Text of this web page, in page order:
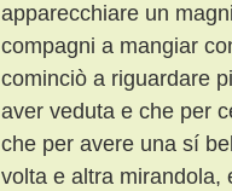
apparecchiare un
compagni a mangiar
cominciò a riguardare
aver veduta e che per
che per avere una sí
volta e altra mirandola,